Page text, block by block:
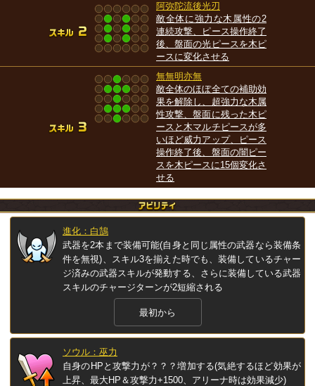
阿弥陀流後光刃
敵全体に強力な木属性の2
連続攻撃、ピース操作終了
後、盤面の光ピースを木ピ
ースに変化させる
無無明亦無
敵全体のほぼ全ての補助効
果を解除し、超強力な木属
性攻撃、盤面に残った木ピ
ースと木マルチピースが多
いほど威力アップ、ピース
操作終了後、盤面の闇ピー
スを木ピースに15個変化さ
せる
進化：白鵠
武器を2本まで装備可能(自身と同じ属性の武器なら装備条
件を無視)、スキル3を揃えた時でも、装備しているチャー
ジ済みの武器スキルが発動する、さらに装備している武器
スキルのチャージターンが2短縮される
最初から
ソウル：巫力
自身のHPと攻撃力が？？？増加する(気絶するほど効果が
上昇、最大HP＆攻撃力+1500、アリーナ時は効果減少)